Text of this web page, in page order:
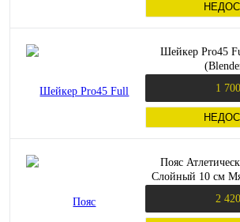
Шейкер Pro45
1
Пояс
Слойный 10 см
2